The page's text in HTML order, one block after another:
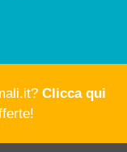
Clicca qui